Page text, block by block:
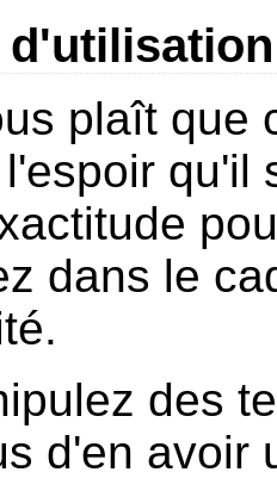
plaît que
qu'il
dans le
des
d'en avoir